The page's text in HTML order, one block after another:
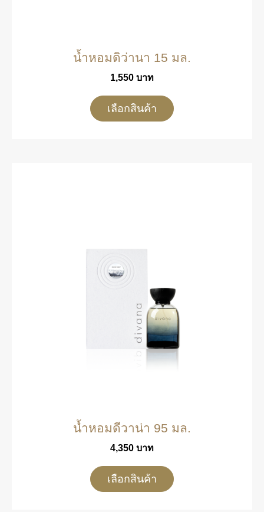
น้ำหอมดิว่านา 15 มล.
1,550 บาท
เลือกสินค้า
น้ำหอมดีวาน่า 95 มล.
4,350 บาท
เลือกสินค้า